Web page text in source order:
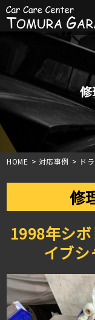
content
HOME > 対応事例 > ド
修
1998年シ
イブ